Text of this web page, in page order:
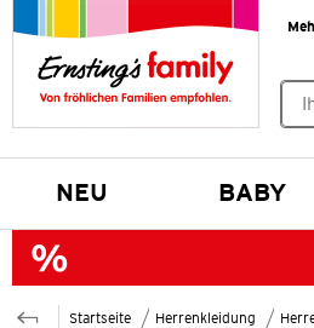
NEU BABY
Startseite Herrenkleidung